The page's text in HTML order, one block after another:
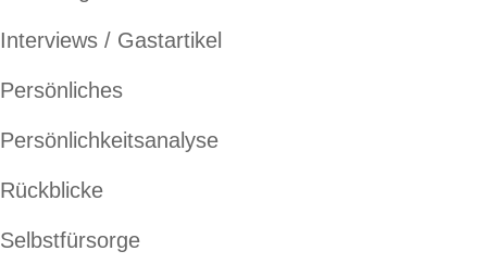
Interviews / Gastartikel
Persönliches
Persönlichkeitsanalyse
Rückblicke
Selbstfürsorge